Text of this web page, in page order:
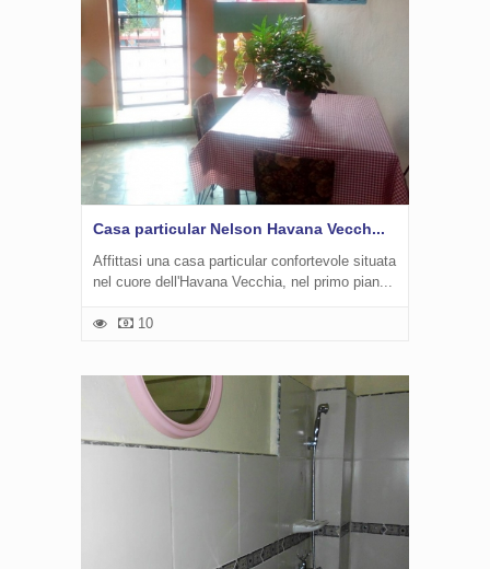
Casa particular Nelson Havana Vecch...
Affittasi una casa particular confortevole situata
nel cuore dell'Havana Vecchia, nel primo pian...
10